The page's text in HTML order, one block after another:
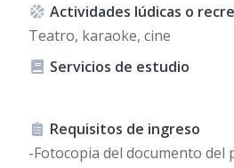
Actividades lúdicas o
Teatro, karaoke, cine
Servicios de estudio
Requisitos de ingreso
-Fotocopia del documento del